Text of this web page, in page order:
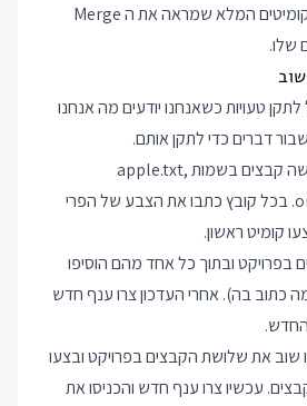
הציגו את הלוג עם גרף הקומיטים המלא שמראה את ה Merge
טעויות כשאנחנו יודעים מה אנחנו
דברים כדי לתקן אותם.
צרו פרויקט חדש עם שלושה קבצים בשמות apple.txt,
banana.txt ו orange.txt. בכל קובץ כתבו את הצבע של הפרי
קומיט ראשון.
בפרויקט ובתוך כל אחד מהם הוסיפו
כתוב בה). אחרי העדכון צרו ענף חדש
החדש.
שוב את שלושת הקבצים בפרויקט ובצעו
עכשיו צרו ענף חדש והכניסו את